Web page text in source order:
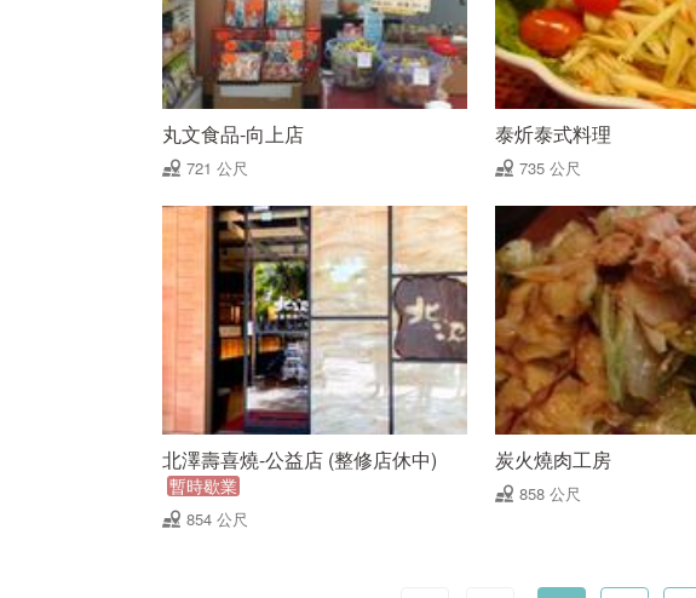
丸文食品-向上店
721 公尺
泰炘泰式料理
735 公尺
北澤壽喜燒-公益店 (整修店休中)
暫時歇業
854 公尺
炭火燒肉工房
858 公尺